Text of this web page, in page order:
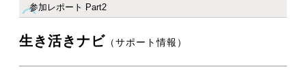
参加レポート Part2
生き活きナビ （サポート情報）